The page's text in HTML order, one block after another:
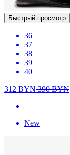
Быстрый просмотр
36
37
38
39
40
312 BYN390BYN
New